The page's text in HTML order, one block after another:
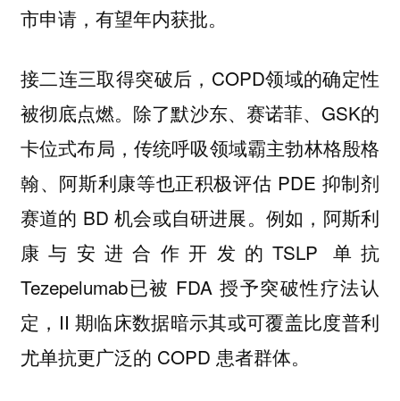
市申请，有望年内获批。
接二连三取得突破后，COPD领域的确定性
被彻底点燃。除了默沙东、赛诺菲、GSK的
卡位式布局，传统呼吸领域霸主勃林格殷格
翰、阿斯利康等也正积极评估 PDE 抑制剂
赛道的 BD 机会或自研进展。例如，阿斯利
康与安进合作开发的TSLP 单抗
Tezepelumab已被 FDA 授予突破性疗法认
定，II 期临床数据暗示其或可覆盖比度普利
尤单抗更广泛的 COPD 患者群体。